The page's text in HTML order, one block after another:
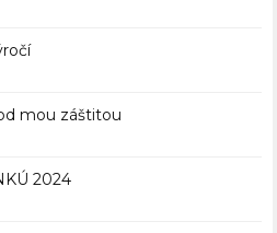
mou záštitou
2024